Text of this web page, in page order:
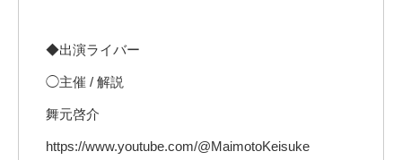
◆出演ライバー
◯主催 / 解説
舞元啓介
https://www.youtube.com/@MaimotoKeisuke